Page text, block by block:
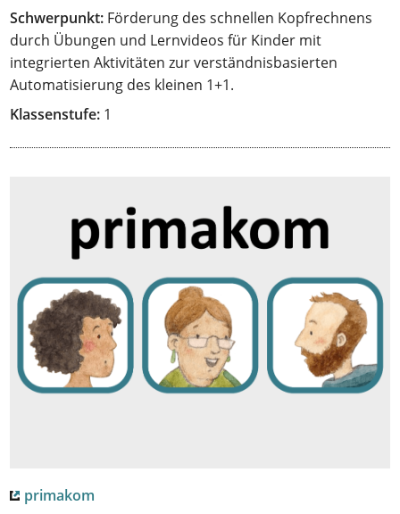
Schwerpunkt: Förderung des schnellen Kopfrechnens
durch Übungen und Lernvideos für Kinder mit
integrierten Aktivitäten zur verständnisbasierten
Automatisierung des kleinen 1+1.
Klassenstufe: 1
primakom